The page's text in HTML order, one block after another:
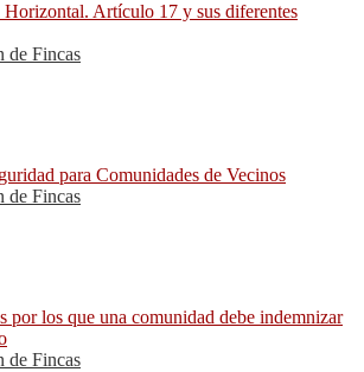
Artículo 17 y sus diferentes
de Fincas
para Comunidades de Vecinos
de Fincas
por los que una comunidad debe indemnizar
de Fincas